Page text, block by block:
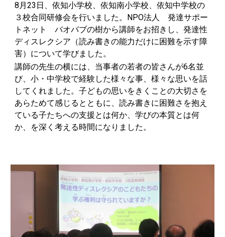
8月23日、依知小学校、依知南小学校、依知中学校の
３校合同研修会を行いました。NPO法人 発達サポー
トネット バオバブの樹から講師をお招きし、発達性
ディスレクシア（読み書きの能力だけに困難を示す障
害）について学びました。
講師の先生の横には、当事者の若者の皆さんが6名並
び、小・中学校で経験した様々な事、様々な思いを話
してくれました。子どもの思いをきくことの大切さを
あらためて感じるとともに、読み書きに困難さを抱え
ている子たちへの支援とは何か、学びの本質とは何
か、を深く考える時間になりました。